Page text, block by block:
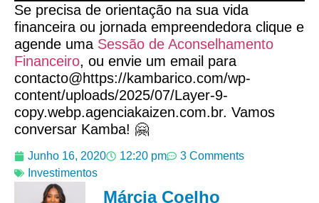
Se precisa de orientação na sua vida
financeira ou jornada empreendedora clique e
agende uma Sessão de Aconselhamento
Financeiro, ou envie um email para
contacto@https://kambarico.com/wp-
content/uploads/2025/07/Layer-9-
copy.webp.agenciakaizen.com.br. Vamos
conversar Kamba! 🤗
Junho 16, 2020 12:20 pm
3 Comments
Investimentos
Márcia Coelho